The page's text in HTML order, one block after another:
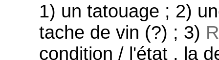
1) un tatouage ; 2)
tache de vin (?) ; 3)
condition / l'état , la